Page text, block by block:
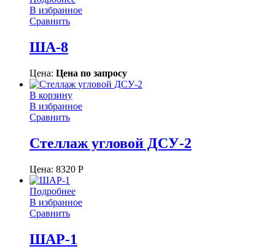
В избранное
Сравнить
ША-8
Цена: Цена по запросу
В корзину
В избранное
Сравнить
Стеллаж угловой ДСУ-2
Цена: 8320 Р
Подробнее
В избранное
Сравнить
ШАР-1